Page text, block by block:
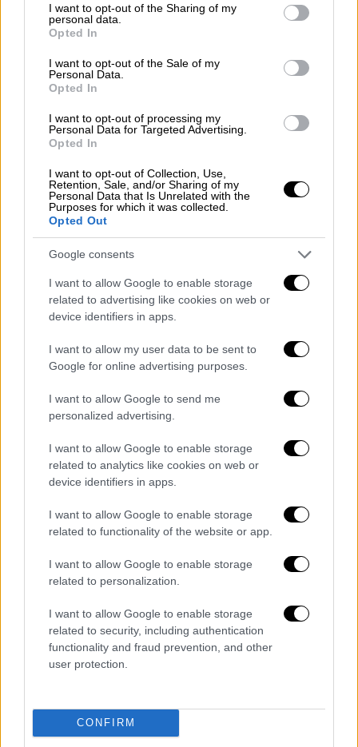
not limited to your visit or usage behaviour. You may click to
grant or deny consent to Google and its third-party tags to
use your data for below specified purposes in below Google
consent section.
I want to opt-out of the Sharing of my
personal data.
Opted In
I want to opt-out of the Sale of my
Personal Data.
Opted In
I want to opt-out of processing my
Personal Data for Targeted Advertising.
Opted In
I want to opt-out of Collection, Use,
Retention, Sale, and/or Sharing of my
Personal Data that Is Unrelated with the
Purposes for which it was collected.
Opted Out
Google consents
I want to allow Google to enable storage
related to advertising like cookies on web or
device identifiers in apps.
I want to allow my user data to be sent to
Google for online advertising purposes.
I want to allow Google to send me
personalized advertising.
I want to allow Google to enable storage
related to analytics like cookies on web or
device identifiers in apps.
I want to allow Google to enable storage
related to functionality of the website or app.
I want to allow Google to enable storage
related to personalization.
I want to allow Google to enable storage
related to security, including authentication
functionality and fraud prevention, and other
user protection.
CONFIRM
Ελλάδα|02.02.2025 22:25
Σεισμός στη Σαντορίνη: Ακόμη μια
ισχυρή δόνηση 4 Ρίχτερ
Συνεχίζονται η σεισμική δραστηριότητα
στην περιοχή
Ελλάδα|02.02.2025 22:15
Σαντορίνη: Τα προληπτικά μέτρα στο